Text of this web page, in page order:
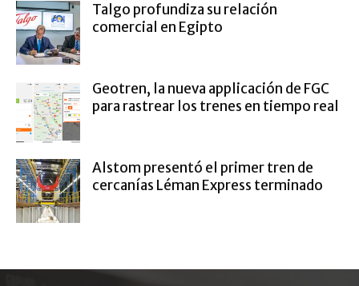
Talgo profundiza su relación
comercial en Egipto
Geotren, la nueva applicación de FGC
para rastrear los trenes en tiempo real
Alstom presentó el primer tren de
cercanías Léman Express terminado